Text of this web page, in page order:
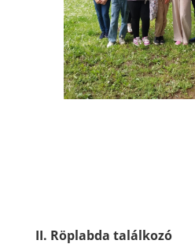
II. Röplabda találkozó